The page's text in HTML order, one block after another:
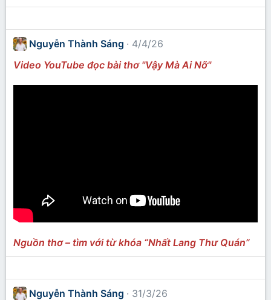
Nguyễn Thành Sáng
4/4/26
Video YouTube đọc bài thơ "Vậy Mà Ai Nỡ"
Nguồn thơ – tìm với từ khóa “Nhất Lang Thư Quán”
Nguyễn Thành Sáng
31/3/26